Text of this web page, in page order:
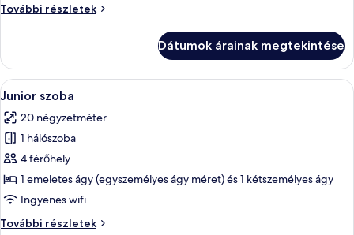
További részletek
Deluxe
Dátumok árainak megtekintése
A
következő
szoba
összes
képének
megtekintése:
Junior
Egy szállodai szoba két ággyal,
16
Junior szoba
20 négyzetméter
1 hálószoba
4 férőhely
1 emeletes ágy (egyszemélyes ágy méret) és 1 kétszemélyes ágy
Ingyenes wifi
További részletek
Junior